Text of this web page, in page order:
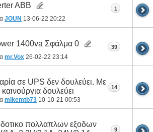
ABB
JOUN 13-06-22 20:22
1
1400va Σφάλμα 0
mr.Vox 26-02-22 23:14
39
σε UPS δεν δουλεύει. Με
δουλεύει
mikemtb73 10-10-21 00:53
14
πολλαπλων εξοδων
9